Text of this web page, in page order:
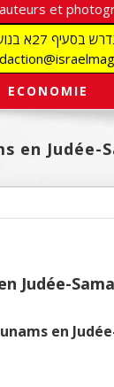
et
אנו עושים הכל כדי לזהות
ECONOMIE
en
Judée-
en